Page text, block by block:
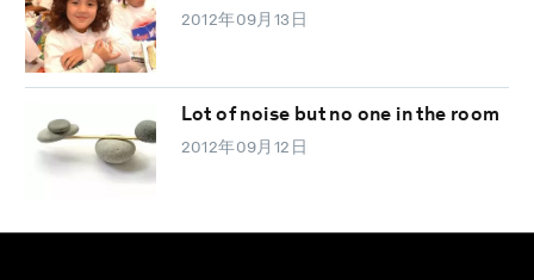
2012年09月13日
Lot of noise but no one in the room
2012年09月12日